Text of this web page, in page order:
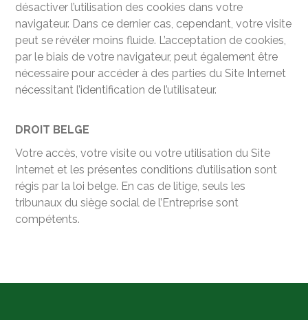
désactiver l’utilisation des cookies dans votre
navigateur. Dans ce dernier cas, cependant, votre visite
peut se révéler moins fluide. L’acceptation de cookies,
par le biais de votre navigateur, peut également être
nécessaire pour accéder à des parties du Site Internet
nécessitant l’identification de l’utilisateur.
DROIT BELGE
Votre accès, votre visite ou votre utilisation du Site
Internet et les présentes conditions d’utilisation sont
régis par la loi belge. En cas de litige, seuls les
tribunaux du siège social de l’Entreprise sont
compétents.